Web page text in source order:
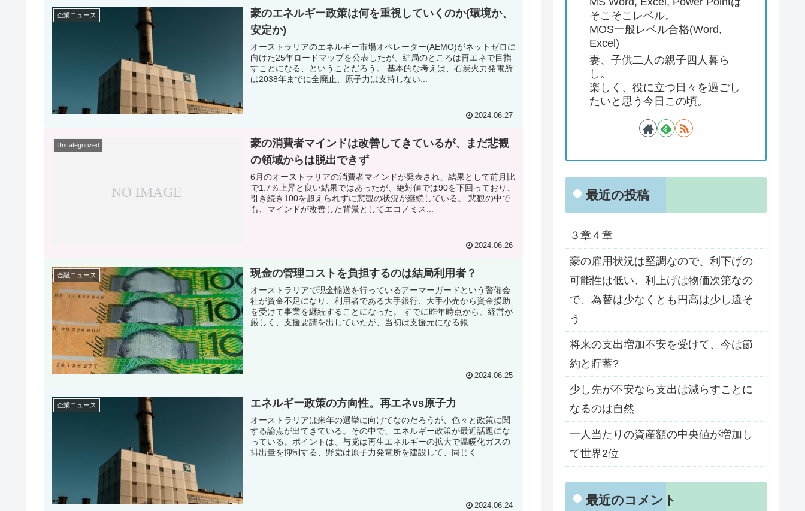
企業ニュース
豪のエネルギー政策は何を重視していくのか(環境か、
安定か)
オーストラリアのエネルギー市場オペレーター(AEMO)がネットゼロに
向けた25年ロードマップを公表したが、結局のところは再エネで目指
すことになる、ということだろう。 基本的な考えは、石炭火力発電所
は2038年までに全廃止、原子力は支持しない...
2024.06.27
Uncategorized
豪の消費者マインドは改善してきているが、まだ悲観
の領域からは脱出できず
6月のオーストラリアの消費者マインドが発表され、結果として前月比
で1.7％上昇と良い結果ではあったが、絶対値では90を下回っており、
引き続き100を超えられずに悲観の状況が継続している。 悲観の中で
も、マインドが改善した背景としてエコノミス...
2024.06.26
金融ニュース 現金の管理コストを負担するのは結局利用者？
オーストラリアで現金輸送を行っているアーマーガードという警備会
社が資金不足になり、利用者である大手銀行、大手小売から資金援助
を受けて事業を継続することになった。 すでに昨年時点から、経営が
厳しく、支援要請を出していたが、当初は支援元になる銀...
2024.06.25
企業ニュース エネルギー政策の方向性。再エネvs原子力
オーストラリアは来年の選挙に向けてなのだろうが、色々と政策に関
する論点が出てきている。その中で、エネルギー政策が最近話題にな
っている。ポイントは、与党は再生エネルギーの拡大で温暖化ガスの
排出量を抑制する、野党は原子力発電所を建設して、同じく...
2024.06.24
そこそこレベル。
MOS一般レベル合格(Word,
Excel)
妻、子供二人の親子四人暮ら
し。
楽しく、役に立つ日々を過ごし
たいと思う今日この頃。
最近の投稿
３章４章
豪の雇用状況は堅調なので、利下げの
可能性は低い、利上げは物価次第なの
で、為替は少なくとも円高は少し遠そ
う
将来の支出増加不安を受けて、今は節
約と貯蓄?
少し先が不安なら支出は減らすことに
なるのは自然
一人当たりの資産額の中央値が増加し
て世界2位
最近のコメント